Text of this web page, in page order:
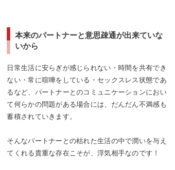
本来のパートナーと意思疎通が出来ていな
いから
日常生活に安らぎが感じられない・時間を共有でき
ない・常に喧嘩をしている・セックスレス状態であ
るなど、パートナーとのコミュニケーションにおい
て何らかの問題がある場合には、だんだん不満感も
蓄積されていきます。
そんなパートナーとの枯れた生活の中で潤いを与え
てくれる貴重な存在こそが、浮気相手なのです！